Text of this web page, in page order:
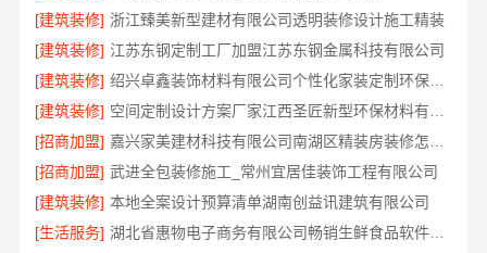
[建筑装修] 浙江臻美新型建材有限公司透明装修设计施工精装
[建筑装修] 江苏东钢定制工厂加盟江苏东钢金属科技有限公司
[建筑装修]
绍兴卓鑫装饰材料有限公司个性化家装定制环保优质材料
[建筑装修]
[招商加盟]
[招商加盟] 武进全包装修施工_常州宜居佳装饰工程有限公司
[建筑装修] 本地全案设计预算清单湖南创益讯建筑有限公司
[生活服务]
湖北省惠物电子商务有限公司畅销生鲜食品软件功能解析